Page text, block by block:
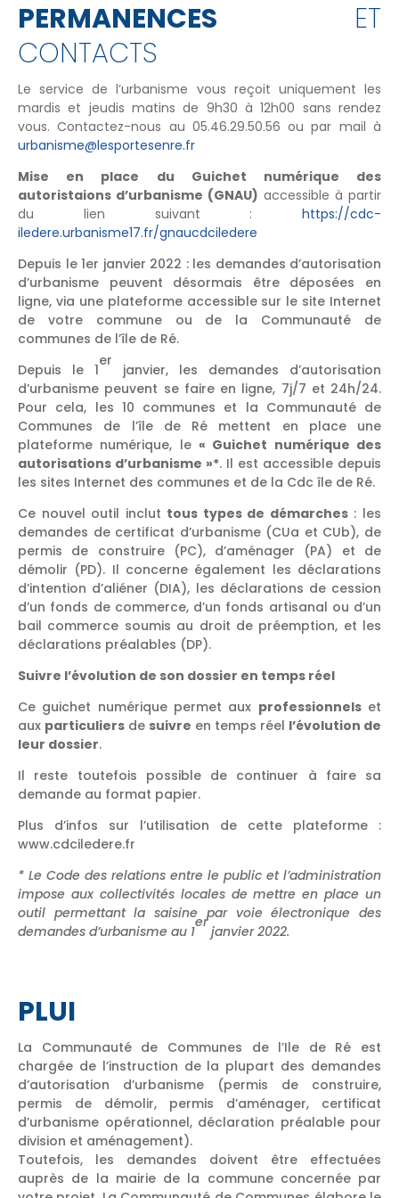
PERMANENCES ET
CONTACTS
Le service de l’urbanisme vous reçoit uniquement les
mardis et jeudis matins de 9h30 à 12h00 sans rendez
vous. Contactez-nous au 05.46.29.50.56 ou par mail à
urbanisme@lesportesenre.fr
Mise en place du Guichet numérique des
autoristaions d’urbanisme (GNAU) accessible à partir
du lien suivant : https://cdc-
iledere.urbanisme17.fr/gnaucdciledere
Depuis le 1er janvier 2022 : les demandes d’autorisation
d’urbanisme peuvent désormais être déposées en
ligne, via une plateforme accessible sur le site Internet
de votre commune ou de la Communauté de
communes de l’île de Ré.
Depuis le 1
er
janvier, les demandes d’autorisation
d’urbanisme peuvent se faire en ligne, 7j/7 et 24h/24.
Pour cela, les 10 communes et la Communauté de
Communes de l’île de Ré mettent en place une
plateforme numérique, le « Guichet numérique des
autorisations d’urbanisme »*. Il est accessible depuis
les sites Internet des communes et de la Cdc île de Ré.
Ce nouvel outil inclut tous types de démarches: les
demandes de certificat d’urbanisme (CUa et CUb), de
permis de construire (PC), d’aménager (PA) et de
démolir (PD). Il concerne également les déclarations
d’intention d’aliéner (DIA), les déclarations de cession
d’un fonds de commerce, d’un fonds artisanal ou d’un
bail commerce soumis au droit de préemption, et les
déclarations préalables (DP).
Suivre l’évolution de son dossier en temps réel
Ce guichet numérique permet aux professionnelset
aux particuliers de suivre en temps réel l’évolution de
leur dossier.
Il reste toutefois possible de continuer à faire sa
demande au format papier.
Plus d’infos sur l’utilisation de cette plateforme :
www.cdciledere.fr
* Le Code des relations entre le public et l’administration
impose aux collectivités locales de mettre en place un
outil permettant la saisine par voie électronique des
demandes d’urbanisme au 1
er
janvier 2022.
PLUI
La Communauté de Communes de l’Ile de Ré est
chargée de l’instruction de la plupart des demandes
d’autorisation d’urbanisme (permis de construire,
permis de démolir, permis d’aménager, certificat
d’urbanisme opérationnel, déclaration préalable pour
division et aménagement).
Toutefois, les demandes doivent être effectuées
auprès de la mairie de la commune concernée par